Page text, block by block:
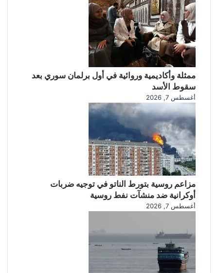
ممثلة وأكاديمية وروائية في أول برلمان سوري بعد
سقوط الأسد
أغسطس 7, 2026
مزاعم روسية بتورط الناتو في توجيه ضربات
أوكرانية ضد منشآت نفط روسية
أغسطس 7, 2026